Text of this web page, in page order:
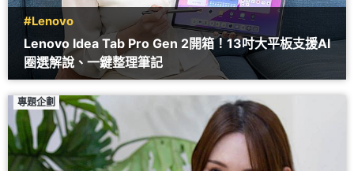
#Lenovo
Lenovo Idea Tab Pro Gen 2開箱！13吋大平板支援AI
圈選解說、一鍵整理筆記
專題企劃